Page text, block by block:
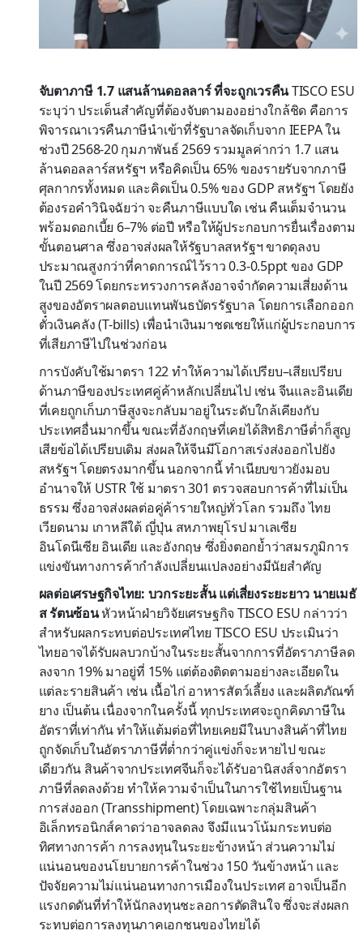
จับตาภาษี 1.7 แสนล้านดอลลาร์ ที่จะถูกเวรคืนTISCO ESU
ระบุว่า ประเด็นสำคัญที่ต้องจับตามองอย่างใกล้ชิด คือการ
พิจารณาเวรคืนภาษีนำเข้าที่รัฐบาลจัดเก็บจาก IEEPA ใน
ช่วงปี 2568-20 กุมภาพันธ์ 2569 รวมมูลค่ากว่า 1.7 แสน
ล้านดอลลาร์สหรัฐฯ หรือคิดเป็น 65% ของรายรับจากภาษี
ศุลกากรทั้งหมด และคิดเป็น 0.5% ของ GDP สหรัฐฯ โดยยัง
ต้องรอคำวินิจฉัยว่า จะคืนภาษีแบบใด เช่น คืนเต็มจำนวน
พร้อมดอกเบี้ย 6–7% ต่อปี หรือให้ผู้ประกอบการยื่นเรื่องตาม
ขั้นตอนศาล ซึ่งอาจส่งผลให้รัฐบาลสหรัฐฯ ขาดดุลงบ
ประมาณสูงกว่าที่คาดการณ์ไว้ราว 0.3-0.5ppt ของ GDP
ในปี 2569 โดยกระทรวงการคลังอาจจำกัดความเสี่ยงด้าน
สูงของอัตราผลตอบแทนพันธบัตรรัฐบาล โดยการเลือกออก
ตั๋วเงินคลัง (T-bills) เพื่อนำเงินมาชดเชยให้แก่ผู้ประกอบการ
ที่เสียภาษีไปในช่วงก่อน
การบังคับใช้มาตรา 122 ทำให้ความได้เปรียบ–เสียเปรียบ
ด้านภาษีของประเทศคู่ค้าหลักเปลี่ยนไป เช่น จีนและอินเดีย
ที่เคยถูกเก็บภาษีสูงจะกลับมาอยู่ในระดับใกล้เคียงกับ
ประเทศอื่นมากขึ้น ขณะที่อังกฤษที่เคยได้สิทธิภาษีต่ำก็สูญ
เสียข้อได้เปรียบเดิม ส่งผลให้จีนมีโอกาสเร่งส่งออกไปยัง
สหรัฐฯ โดยตรงมากขึ้น นอกจากนี้ ทำเนียบขาวยังมอบ
อำนาจให้ USTR ใช้ มาตรา 301 ตรวจสอบการค้าที่ไม่เป็น
ธรรม ซึ่งอาจส่งผลต่อคู่ค้ารายใหญ่ทั่วโลก รวมถึง ไทย
เวียดนาม เกาหลีใต้ ญี่ปุ่น สหภาพยุโรป มาเลเซีย
อินโดนีเซีย อินเดีย และอังกฤษ ซึ่งยิ่งตอกย้ำว่าสมรภูมิการ
แข่งขันทางการค้ากำลังเปลี่ยนแปลงอย่างมีนัยสำคัญ
ผลต่อเศรษฐกิจไทย: บวกระยะสั้น แต่เสี่ยงระยะยาว นายเมธั
ส รัตนซ้อนหัวหน้าฝ่ายวิจัยเศรษฐกิจ TISCO ESU กล่าวว่า
สำหรับผลกระทบต่อประเทศไทย TISCO ESU ประเมินว่า
ไทยอาจได้รับผลบวกบ้างในระยะสั้นจากการที่อัตราภาษีลด
ลงจาก 19% มาอยู่ที่ 15% แต่ต้องติดตามอย่างละเอียดใน
แต่ละรายสินค้า เช่น เนื้อไก่ อาหารสัตว์เลี้ยง และผลิตภัณฑ์
ยาง เป็นต้น เนื่องจากในครั้งนี้ ทุกประเทศจะถูกคิดภาษีใน
อัตราที่เท่ากัน ทำให้แต้มต่อที่ไทยเคยมีในบางสินค้าที่ไทย
ถูกจัดเก็บในอัตราภาษีที่ต่ำกว่าคู่แข่งก็จะหายไป ขณะ
เดียวกัน สินค้าจากประเทศจีนก็จะได้รับอานิสงส์จากอัตรา
ภาษีที่ลดลงด้วย ทำให้ความจำเป็นในการใช้ไทยเป็นฐาน
การส่งออก (Transshipment) โดยเฉพาะกลุ่มสินค้า
อิเล็กทรอนิกส์คาดว่าอาจลดลง จึงมีแนวโน้มกระทบต่อ
ทิศทางการค้า การลงทุนในระยะข้างหน้า ส่วนความไม่
แน่นอนของนโยบายการค้าในช่วง 150 วันข้างหน้า และ
ปัจจัยความไม่แน่นอนทางการเมืองในประเทศ อาจเป็นอีก
แรงกดดันที่ทำให้นักลงทุนชะลอการตัดสินใจ ซึ่งจะส่งผลก
ระทบต่อการลงทุนภาคเอกชนของไทยได้